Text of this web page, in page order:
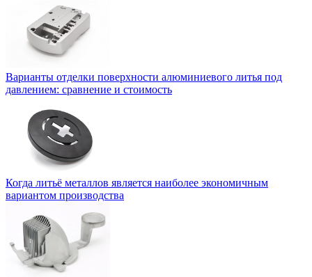
Варианты отделки поверхности алюминиевого литья под
давлением: сравнение и стоимость
Когда литьё металлов является наиболее экономичным
вариантом производства